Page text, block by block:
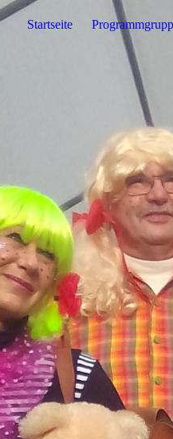
Startseite